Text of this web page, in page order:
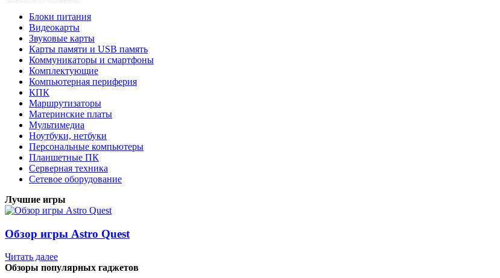
Блоки питания
Видеокарты
Звуковые карты
Карты памяти и USB память
Коммуникаторы и смартфоны
Комплектующие
Компьютерная периферия
КПК
Маршрутизаторы
Материнские платы
Мультимедиа
Ноутбуки, нетбуки
Персональные компьютеры
Планшетные ПК
Серверная техника
Сетевое оборудование
Лучшие игры
Обзор игры Astro Quest
Читать далее
Обзоры популярных гаджетов